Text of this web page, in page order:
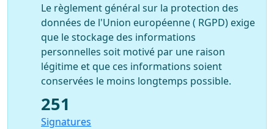
Le règlement général sur la protection des
données de l'Union européenne ( RGPD) exige
que le stockage des informations
personnelles soit motivé par une raison
légitime et que ces informations soient
conservées le moins longtemps possible.
251
Signatures